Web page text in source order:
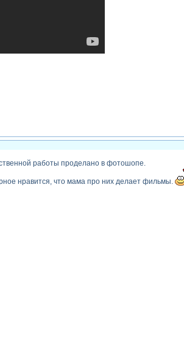
работы проделано в фотошопе.
нравится, что мама про них делает фильмы.